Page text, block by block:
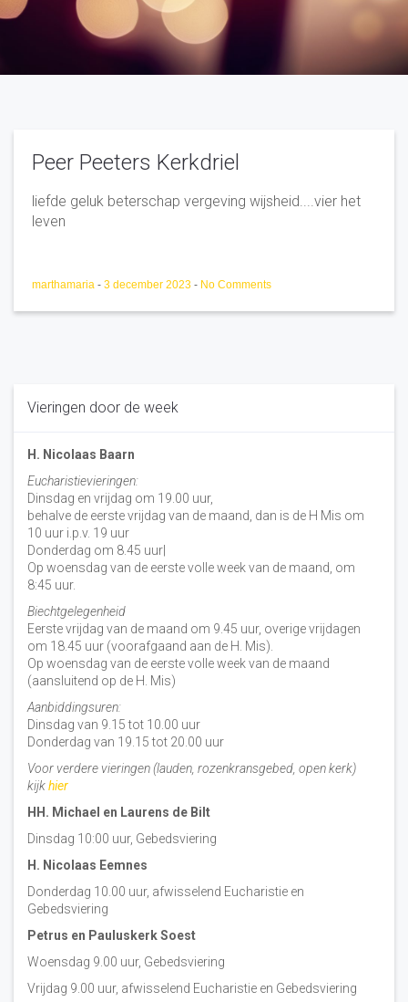
Peer Peeters Kerkdriel
liefde geluk beterschap vergeving wijsheid....vier het
leven
marthamaria - 3 december 2023 - No Comments
Vieringen door de week
H. Nicolaas Baarn
Eucharistievieringen:
Dinsdag en vrijdag om 19.00 uur,
behalve de eerste vrijdag van de maand, dan is de H Mis om
10 uur i.p.v. 19 uur
Donderdag om 8.45 uur|
Op woensdag van de eerste volle week van de maand, om
8:45 uur.
Biechtgelegenheid
Eerste vrijdag van de maand om 9.45 uur, overige vrijdagen
om 18.45 uur (voorafgaand aan de H. Mis).
Op woensdag van de eerste volle week van de maand
(aansluitend op de H. Mis)
Aanbiddingsuren:
Dinsdag van 9.15 tot 10.00 uur
Donderdag van 19.15 tot 20.00 uur
Voor verdere vieringen (lauden, rozenkransgebed, open kerk)
kijkhier
HH. Michael en Laurens de Bilt
Dinsdag 10:00 uur, Gebedsviering
H. Nicolaas Eemnes
Donderdag 10.00 uur, afwisselend Eucharistie en
Gebedsviering
Petrus en Pauluskerk Soest
Woensdag 9.00 uur, Gebedsviering
Vrijdag 9.00 uur, afwisselend Eucharistie en Gebedsviering